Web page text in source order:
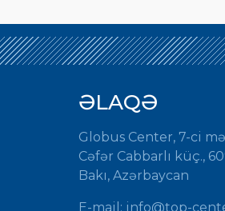
ƏLAQƏ
Globus Center, 7-ci
Cəfər Cabbarlı küç.,
Bakı, Azərbaycan
E-mail: info@top-